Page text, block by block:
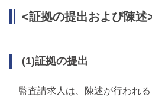
<証拠の提出および陳述
(1)証拠の提出
監査請求人は、陳述が行われ